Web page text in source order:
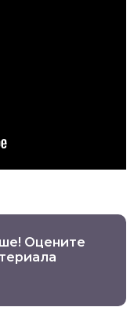
Оцените